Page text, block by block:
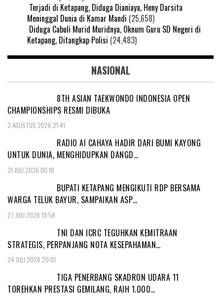
Terjadi di Ketapang, Diduga Dianiaya, Heny Darsita
Meninggal Dunia di Kamar Mandi (25,658)
Diduga Cabuli Murid Muridnya, Oknum Guru SD Negeri di
Ketapang, Ditangkap Polisi (24,483)
NASIONAL
8TH ASIAN TAEKWONDO INDONESIA OPEN
CHAMPIONSHIPS RESMI DIBUKA
3 AGUSTUS 2026 21:41
RADIO AI CAHAYA HADIR DARI BUMI KAYONG
UNTUK DUNIA, MENGHIDUPKAN DANGD…
31 JULI 2026 00:18
BUPATI KETAPANG MENGIKUTI RDP BERSAMA
WARGA TELUK BAYUR, SAMPAIKAN ASP…
27 JULI 2026 19:58
TNI DAN ICRC TEGUHKAN KEMITRAAN
STRATEGIS, PERPANJANG NOTA KESEPAHAMAN…
24 JULI 2026 20:01
TIGA PENERBANG SKADRON UDARA 11
TOREHKAN PRESTASI GEMILANG, RAIH 1.000…